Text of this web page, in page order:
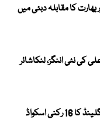
پاکستان اور بھارت کا مقابلہ دبئی میں
کی نئی اننگز، لنکاشائر
پاکستان کیخلاف ٹیسٹ سیریز ، انگلینڈ کا 16 رکنی اسکواڈ